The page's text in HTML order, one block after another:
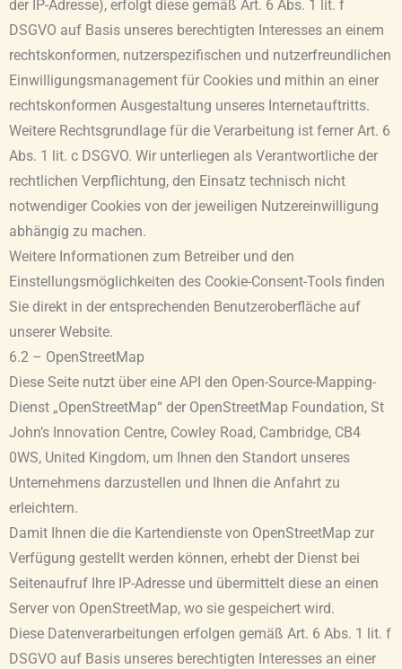
der IP-Adresse), erfolgt diese gemäß Art. 6 Abs. 1 lit. f
DSGVO auf Basis unseres berechtigten Interesses an einem
rechtskonformen, nutzerspezifischen und nutzerfreundlichen
Einwilligungsmanagement für Cookies und mithin an einer
rechtskonformen Ausgestaltung unseres Internetauftritts.
Weitere Rechtsgrundlage für die Verarbeitung ist ferner Art. 6
Abs. 1 lit. c DSGVO. Wir unterliegen als Verantwortliche der
rechtlichen Verpflichtung, den Einsatz technisch nicht
notwendiger Cookies von der jeweiligen Nutzereinwilligung
abhängig zu machen.
Weitere Informationen zum Betreiber und den
Einstellungsmöglichkeiten des Cookie-Consent-Tools finden
Sie direkt in der entsprechenden Benutzeroberfläche auf
unserer Website.
6.2 – OpenStreetMap
Diese Seite nutzt über eine API den Open-Source-Mapping-
Dienst „OpenStreetMap“ der OpenStreetMap Foundation, St
John’s Innovation Centre, Cowley Road, Cambridge, CB4
0WS, United Kingdom, um Ihnen den Standort unseres
Unternehmens darzustellen und Ihnen die Anfahrt zu
erleichtern.
Damit Ihnen die die Kartendienste von OpenStreetMap zur
Verfügung gestellt werden können, erhebt der Dienst bei
Seitenaufruf Ihre IP-Adresse und übermittelt diese an einen
Server von OpenStreetMap, wo sie gespeichert wird.
Diese Datenverarbeitungen erfolgen gemäß Art. 6 Abs. 1 lit. f
DSGVO auf Basis unseres berechtigten Interesses an einer